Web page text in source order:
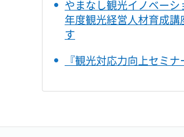
やまなし観光イノベー
年度観光経営人材育成
す
『観光対応力向上セミ